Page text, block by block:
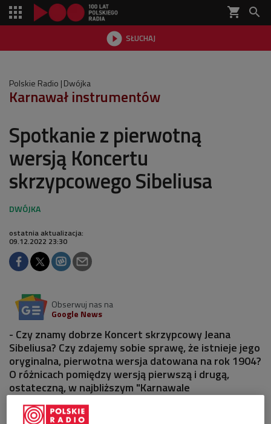
shopping_cart 
 SŁUCHAJ

Polskie Radio Dwójka
Karnawał instrumentów
Spotkanie z pierwotną
wersją Koncertu
skrzypcowego Sibeliusa
ostatnia aktualizacja:
09.12.2022 23:30
Obserwuj nas na
Google News
- Czy znamy dobrze Koncert skrzypcowy Jeana
Sibeliusa? Czy zdajemy sobie sprawę, że istnieje jego
oryginalna, pierwotna wersja datowana na rok 1904?
O różnicach pomiędzy wersją pierwszą i drugą,
ostateczną, w najbliższym "Karnawale
instrumentów" - zapraszał na swoją audycję Łukasz
Borowicz.